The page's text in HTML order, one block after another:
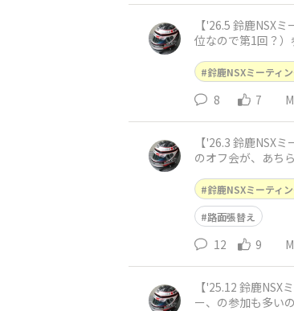
【'26.5 鈴鹿NSX
位なので第1回？
鈴鹿NSXミーティ
8 7
【'26.3 鈴鹿NSXミーティング】 今年もスポーツ走行のシーズンインとなりました。
のオフ会が、あちらこち
鈴鹿NSXミーティ
路面張替え
12 9
【'25.12 鈴鹿NSXミーティング】 今年最後の鈴鹿NSXミーティングです😀 別名
ー、の参加も多い